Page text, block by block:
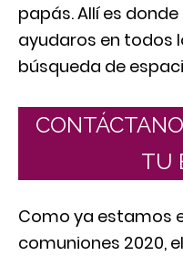
papás. Allí es
ayudaros en todos
búsqueda de
TU
Como ya estamos
comuniones 2020,